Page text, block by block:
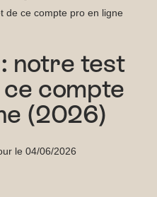
de ce compte pro en ligne
notre test
compte
(2026)
le 04/06/2026